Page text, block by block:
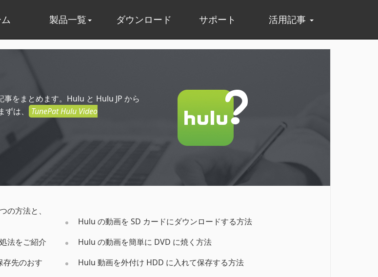
製品一覧 ダウンロード サポート 活用記事
をまとめます。Hulu と Hulu JP から
は、
TunePat Hulu Video
の方法と、
法をご紹介
存先のおす
Hulu の動画を SD カードにダウンロードする方法
Hulu の動画を簡単に DVD に焼く方法
Hulu 動画を外付け HDD に入れて保存する方法